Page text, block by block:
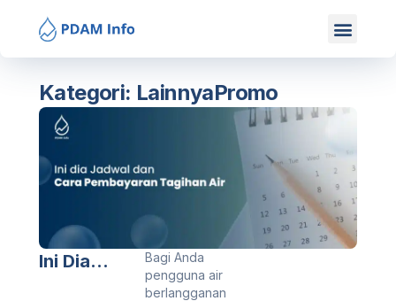
Kategori: LainnyaPromo
Ini Dia
Bagi Anda
pengguna air
berlangganan